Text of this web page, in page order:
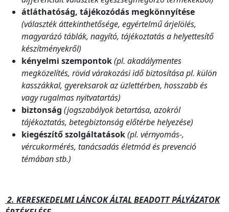
átláthatóság, tájékozódás megkönnyítése
(választék áttekinthetősége, egyértelmű árjelölés,
magyarázó táblák, nagyító, tájékoztatás a helyettesítő
készítményekről)
kényelmi szempontok(pl. akadálymentes
megközelítés, rövid várakozási idő biztosítása pl. külön
kasszákkal, gyereksarok az üzlettérben, hosszabb és
vagy rugalmas nyitvatartás)
biztonság (jogszabályok betartása, azokról
tájékoztatás, betegbiztonság előtérbe helyezése)
kiegészítő szolgáltatások(pl. vérnyomás-,
vércukormérés, tanácsadás életmód és prevenció
témában stb.)
2. KERESKEDELMI LÁNCOK ÁLTAL BEADOTT PÁLYÁZATOK